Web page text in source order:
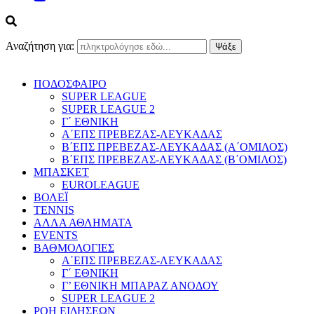
Αναζήτηση για:
ΠΟΔΟΣΦΑΙΡΟ
SUPER LEAGUE
SUPER LEAGUE 2
Γ΄ ΕΘΝΙΚΗ
Α΄ΕΠΣ ΠΡΕΒΕΖΑΣ-ΛΕΥΚΑΔΑΣ
Β΄ΕΠΣ ΠΡΕΒΕΖΑΣ-ΛΕΥΚΑΔΑΣ (Α΄ΟΜΙΛΟΣ)
Β΄ΕΠΣ ΠΡΕΒΕΖΑΣ-ΛΕΥΚΑΔΑΣ (Β΄ΟΜΙΛΟΣ)
ΜΠΑΣΚΕΤ
EUROLEAGUE
ΒΟΛΕΪ
TENNIS
ΑΛΛΑ ΑΘΛΗΜΑΤΑ
EVENTS
ΒΑΘΜΟΛΟΓΙΕΣ
Α΄ΕΠΣ ΠΡΕΒΕΖΑΣ-ΛΕΥΚΑΔΑΣ
Γ΄ ΕΘΝΙΚΗ
Γ’ ΕΘΝΙΚΗ ΜΠΑΡΑΖ ΑΝΟΔΟΥ
SUPER LEAGUE 2
ΡΟΗ ΕΙΔΗΣΕΩΝ